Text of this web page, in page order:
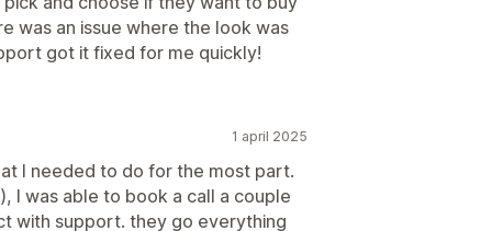
was an issue where the look was
got it fixed for me quickly!
1 april 2025
I needed to do for the most part.
I was able to book a call a couple
with support. they go everything